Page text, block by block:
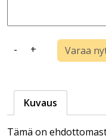
- + Varaa
Kuvaus
Tämä on